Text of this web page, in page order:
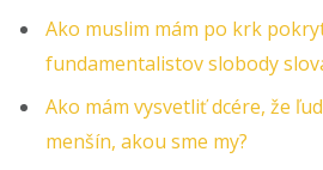
Ako muslim mám po krk
fundamentalistov slobody
Ako mám vysvetliť dcére, že
menšín, akou sme my?